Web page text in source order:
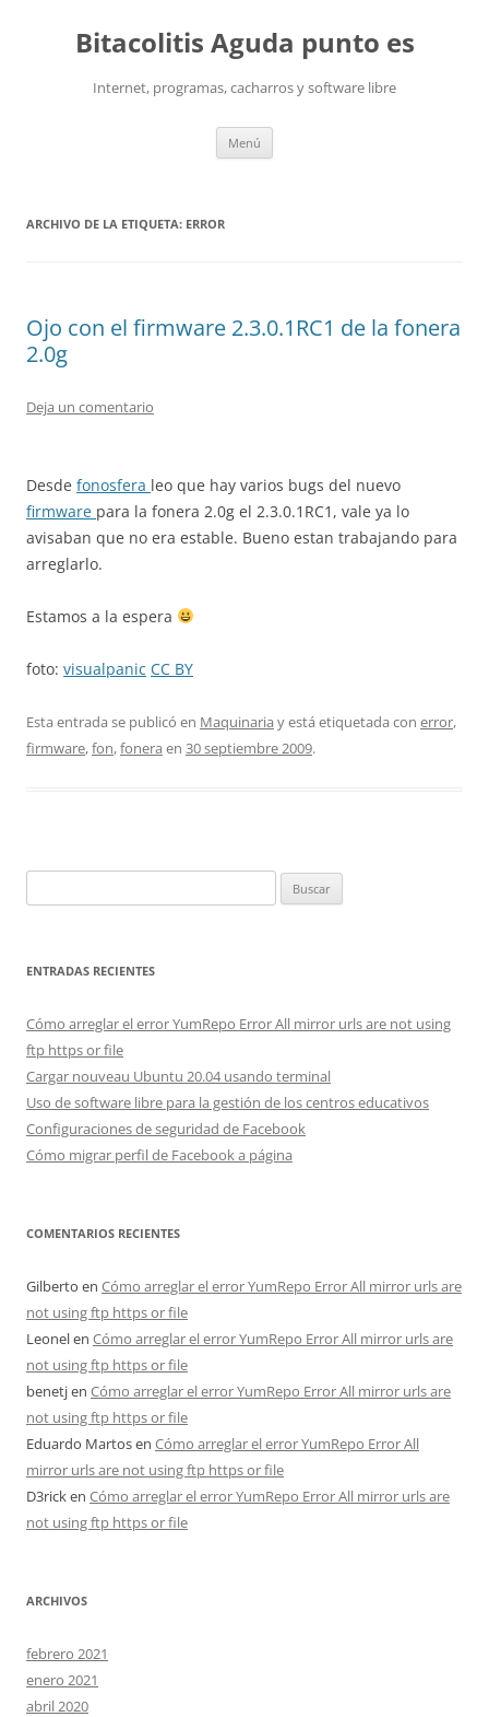
contenidoBitacolitis Aguda punto es
Internet, programas, cacharros y software libre
Menú
ARCHIVO DE LA ETIQUETA: ERROR
Ojo con el firmware 2.3.0.1RC1 de la fonera
2.0g
Deja un comentario
Desde fonosfera leo que hay varios bugs del nuevo
firmware para la fonera 2.0g el 2.3.0.1RC1, vale ya lo
avisaban que no era estable. Bueno estan trabajando para
arreglarlo.
Estamos a la espera
foto: visualpanic CC BY
Esta entrada se publicó en Maquinaria y está etiquetada con error,
firmware,fon,fonera en 30 septiembre 2009.
ENTRADAS RECIENTES
Cómo arreglar el error YumRepo Error All mirror urls are not using
ftp https or file
Cargar nouveau Ubuntu 20.04 usando terminal
Uso de software libre para la gestión de los centros educativos
Configuraciones de seguridad de Facebook
Cómo migrar perfil de Facebook a página
COMENTARIOS RECIENTES
Gilberto en Cómo arreglar el error YumRepo Error All mirror urls are
not using ftp https or file
Leonelen Cómo arreglar el error YumRepo Error All mirror urls are
not using ftp https or file
benetjen Cómo arreglar el error YumRepo Error All mirror urls are
not using ftp https or file
Eduardo Martosen Cómo arreglar el error YumRepo Error All
mirror urls are not using ftp https or file
D3ricken Cómo arreglar el error YumRepo Error All mirror urls are
not using ftp https or file
ARCHIVOS
febrero 2021
enero 2021
abril 2020